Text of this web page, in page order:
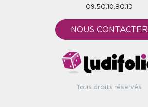
09.50.10.80.10
NOUS CONTACTER
Tous droits réservés